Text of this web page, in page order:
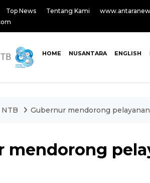
Top News Tentang Kami
HOME NUSANTARA ENGLISH
NTB Gubernur mendorong
mendorong